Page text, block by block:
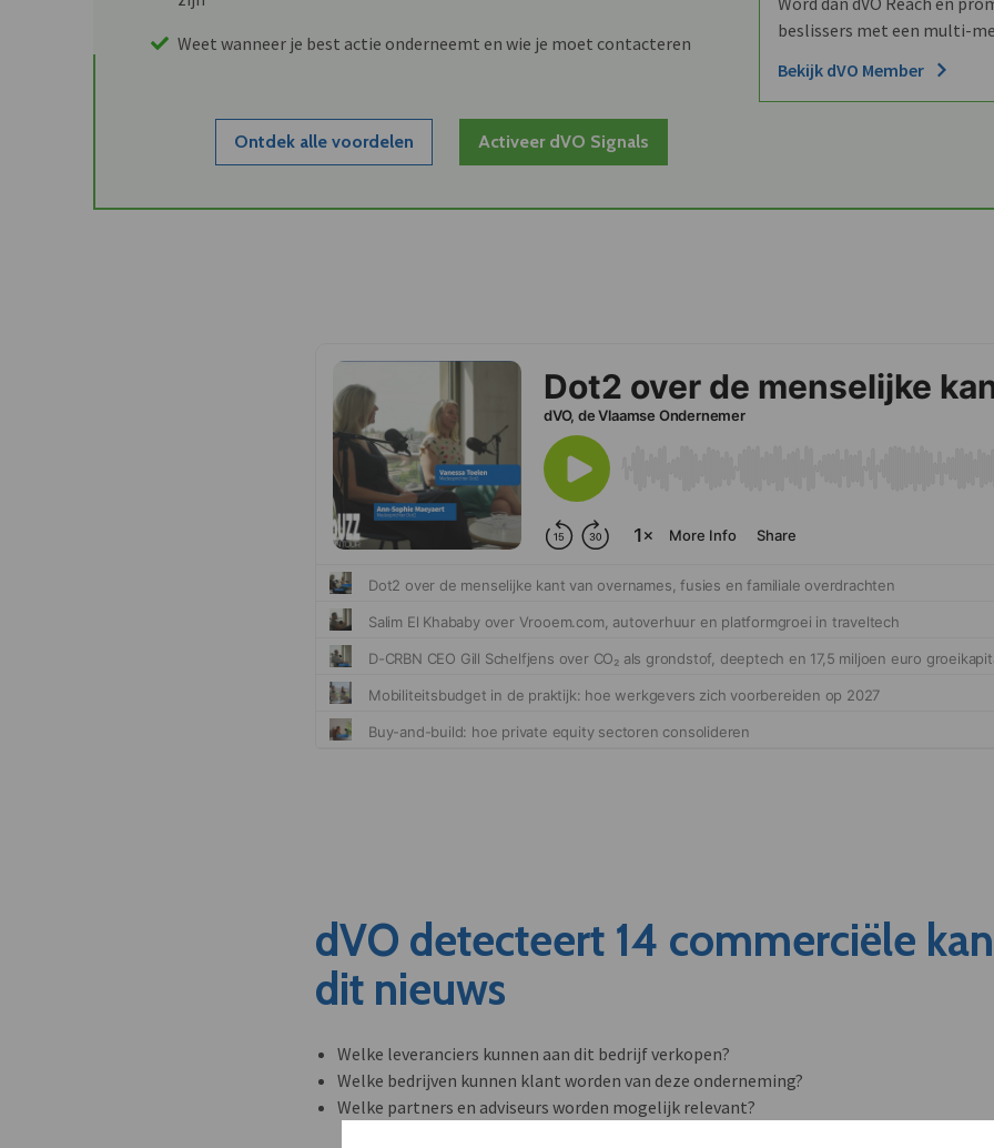
Weet wanneer je best actie onderneemt en wie je moet contacteren
Ontdek alle voordelen Activeer dVO Signals
beslissers met een multi-
Bekijk dVO Member
dVO detecteert 14 commerciële
dit nieuws
Welke leveranciers kunnen aan dit bedrijf verkopen?
Welke bedrijven kunnen klant worden van deze onderneming?
Welke partners en adviseurs worden mogelijk relevant?